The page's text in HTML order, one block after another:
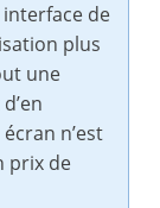
de
plus
une
n’est
prix de